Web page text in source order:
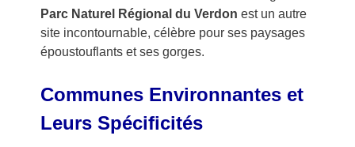
Parc Naturel Régional du Verdon est un autre
site incontournable, célèbre pour ses paysages
époustouflants et ses gorges.
Communes Environnantes et
Leurs Spécificités